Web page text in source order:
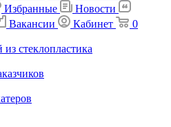
Избранные
Новости
Вакансии Кабинет
0
стеклопластика